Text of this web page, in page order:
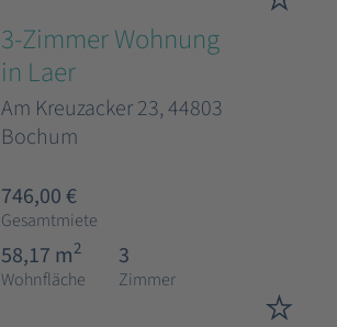
3-Zimmer Wohnung
in Laer
Am Kreuzacker 23, 44803
Bochum
746,00 €
Gesamtmiete
58,17 m2
Wohnfläche
3
Zimmer